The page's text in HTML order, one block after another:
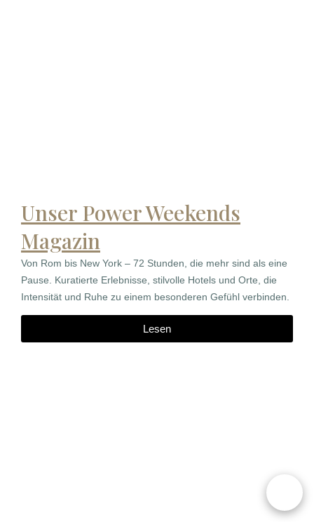
Unser Power Weekends
Magazin
Von Rom bis New York – 72 Stunden, die mehr sind als eine
Pause. Kuratierte Erlebnisse, stilvolle Hotels und Orte, die
Intensität und Ruhe zu einem besonderen Gefühl verbinden.
Lesen